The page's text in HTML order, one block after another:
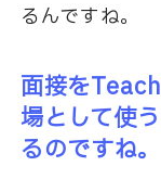
るんですね。
面接を
場として使
るのですね。